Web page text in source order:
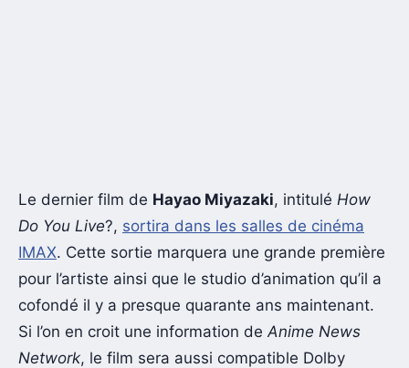
Le dernier film de Hayao Miyazaki, intitulé How
Do You Live?, sortira dans les salles de cinéma
IMAX. Cette sortie marquera une grande première
pour l’artiste ainsi que le studio d’animation qu’il a
cofondé il y a presque quarante ans maintenant.
Si l’on en croit une information de Anime News
Network, le film sera aussi compatible Dolby